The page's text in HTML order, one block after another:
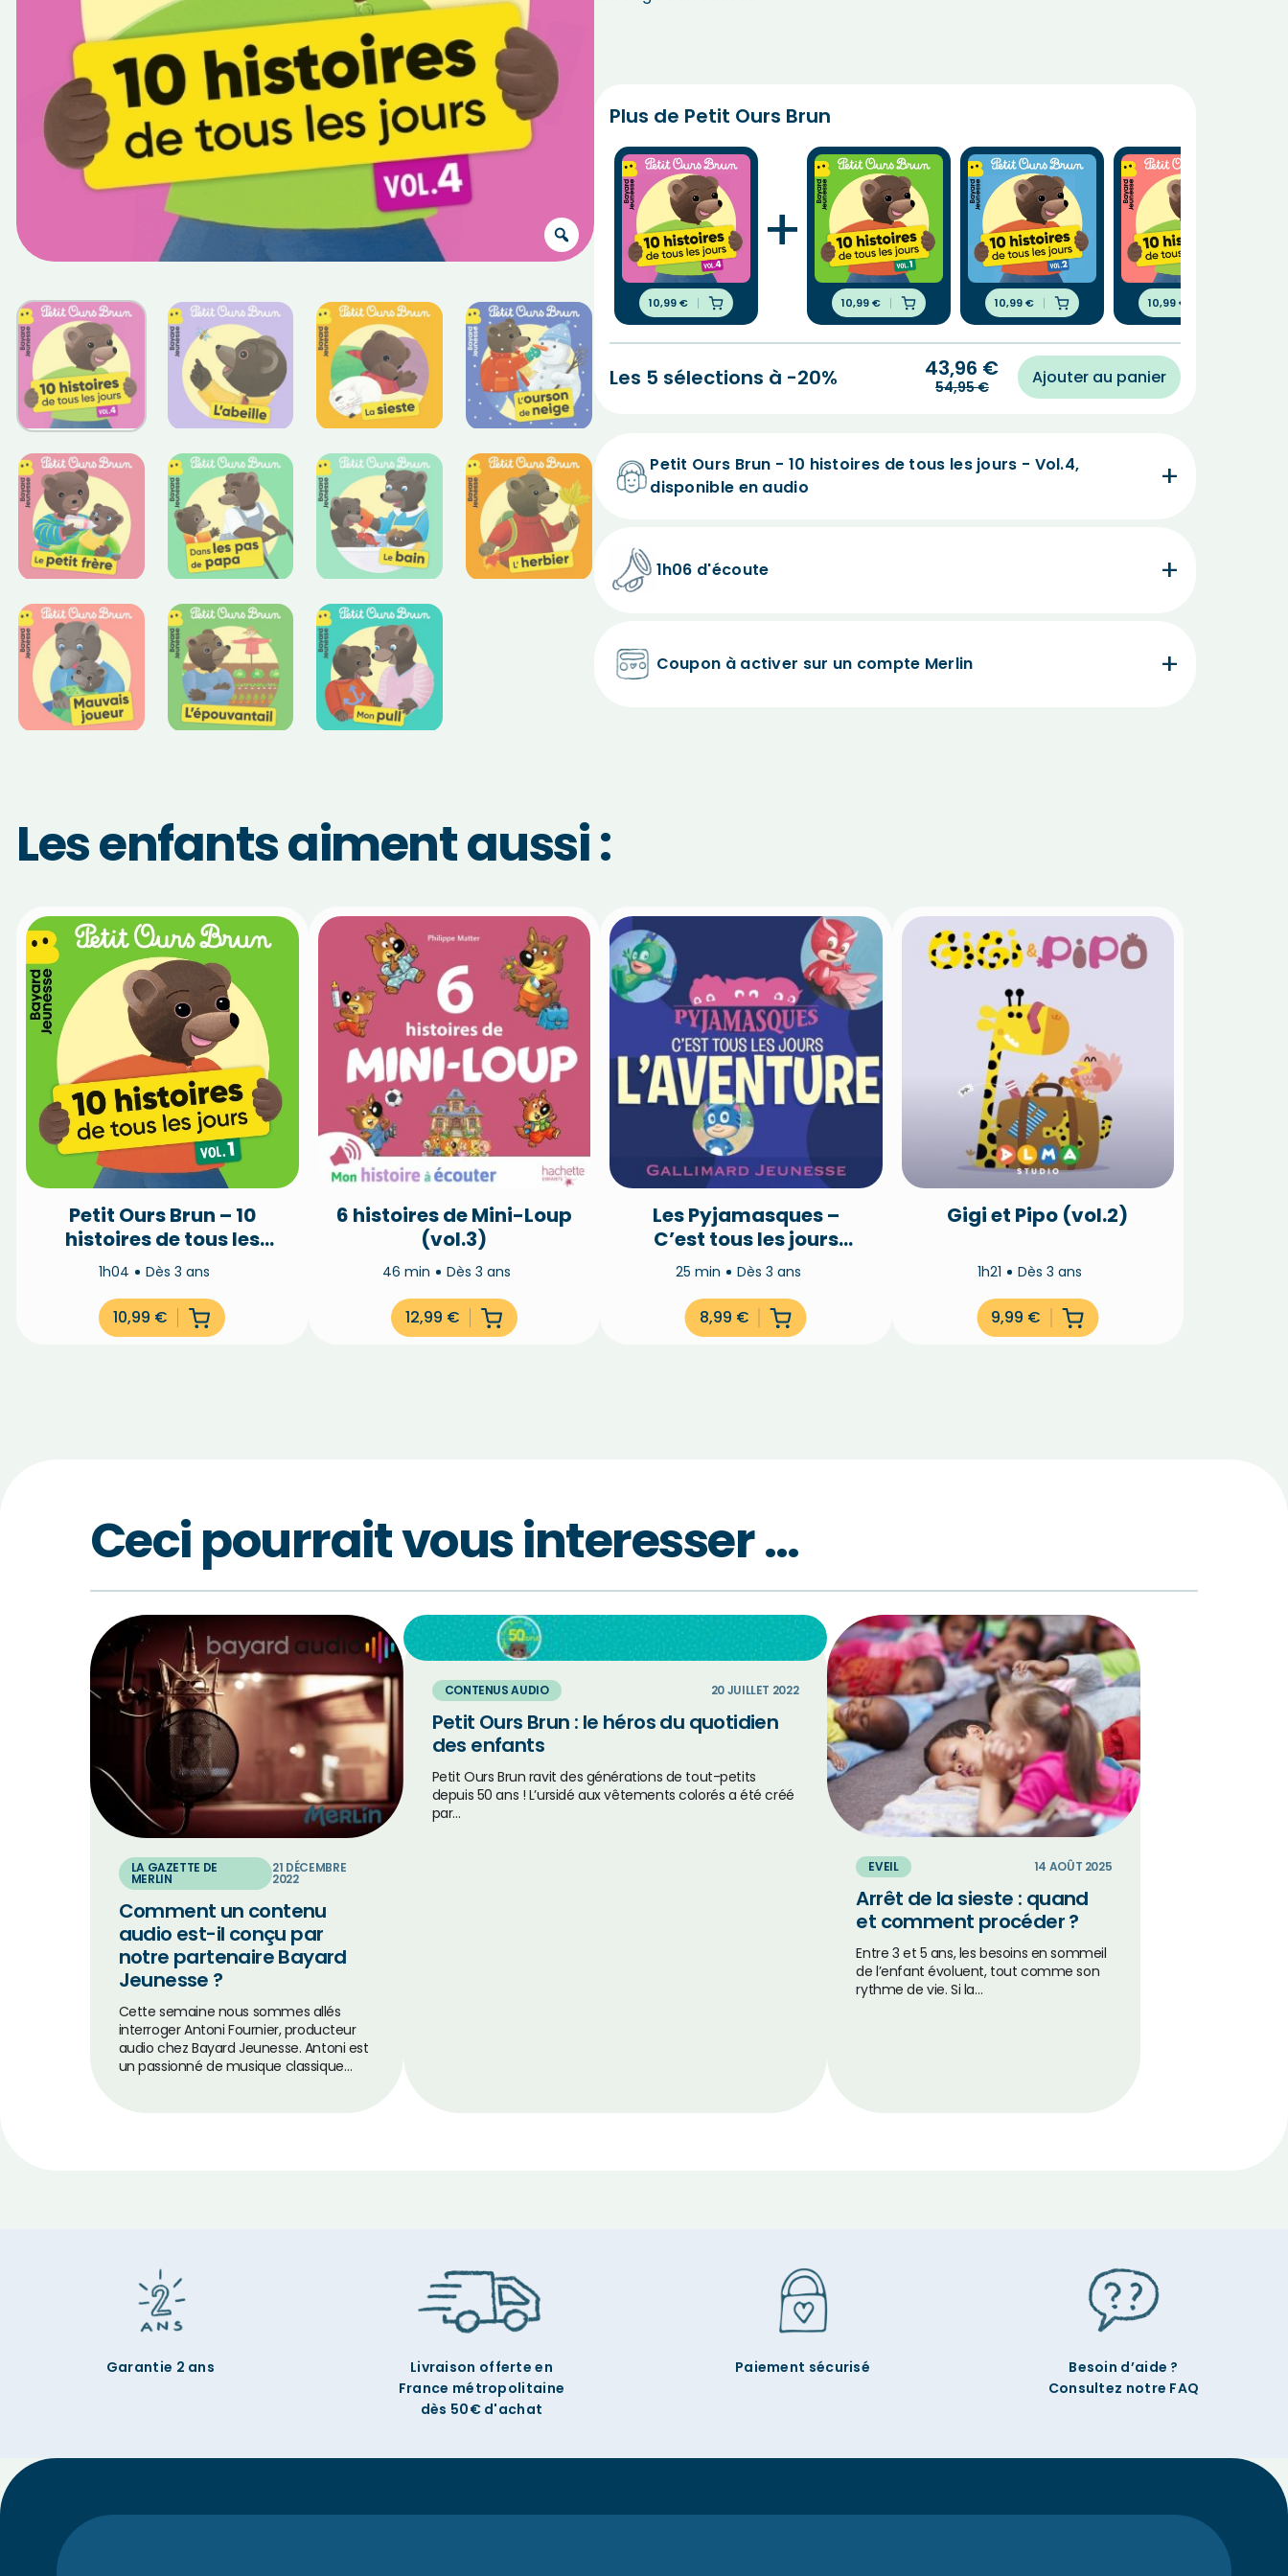
Plus de Petit Ours Brun
10,99€
+
10,99€ 10,99€ 10,99€
Les 5 sélections à -20% 43,96 €
54,95€ Ajouter au panier
Petit Ours Brun - 10 histoires de tous les jours - Vol.4,
disponible en audio
1h06 d'écoute
Coupon à activer sur un compte Merlin
Les enfants aiment aussi :
Petit Ours Brun – 10
histoires de tous les
jours (vol.1)
1h04 Dès 3 ans
10,99 €
6 histoires de Mini-Loup
(vol.3)
46 min Dès 3 ans
12,99 €
Les Pyjamasques –
C’est tous les jours
l’aventure !
25 min Dès 3 ans
8,99 €
Gigi et Pipo (vol.2)
1h21 Dès 3 ans
9,99 €
Ceci pourrait vous interesser …
LA GAZETTE DE
MERLIN
21 DÉCEMBRE
2022
Comment un contenu
audio est-il conçu par
notre partenaire Bayard
Jeunesse ?
Cette semaine nous sommes allés
interroger Antoni Fournier, producteur
audio chez Bayard Jeunesse. Antoni est
un passionné de musique classique…
CONTENUS AUDIO 20 JUILLET 2022
Petit Ours Brun : le héros du quotidien
des enfants
Petit Ours Brun ravit des générations de tout-petits
depuis 50 ans ! L’ursidé aux vêtements colorés a été créé
par…
EVEIL 14 AOÛT 2025
Arrêt de la sieste : quand
et comment procéder ?
Entre 3 et 5 ans, les besoins en sommeil
de l’enfant évoluent, tout comme son
rythme de vie. Si la…
Garantie 2 ans
Livraison offerte en
France métropolitaine
dès 50€ d'achat
Paiement sécurisé
Besoin d’aide ?
Consultez notre FAQ